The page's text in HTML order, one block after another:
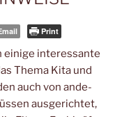
Print
eini­ge inter­es­san­te
The­ma Kita und
auch von ande­
aus­ge­rich­tet,